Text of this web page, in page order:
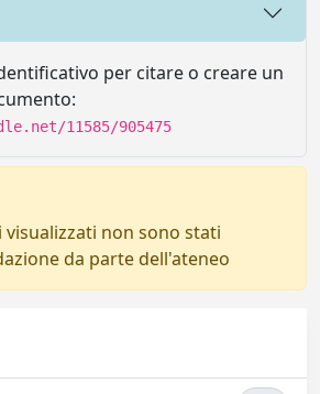
per citare o creare un
11585/905475
non sono stati
da parte dell'ateneo